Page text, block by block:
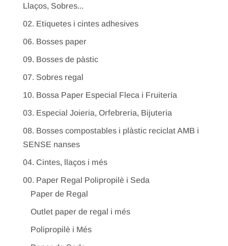
Llaços, Sobres...
02. Etiquetes i cintes adhesives
06. Bosses paper
09. Bosses de pàstic
07. Sobres regal
10. Bossa Paper Especial Fleca i Fruiteria
03. Especial Joieria, Orfebreria, Bijuteria
08. Bosses compostables i plàstic reciclat AMB i
SENSE nanses
04. Cintes, llaços i més
00. Paper Regal Polipropilè i Seda
Paper de Regal
Outlet paper de regal i més
Polipropilè i Més